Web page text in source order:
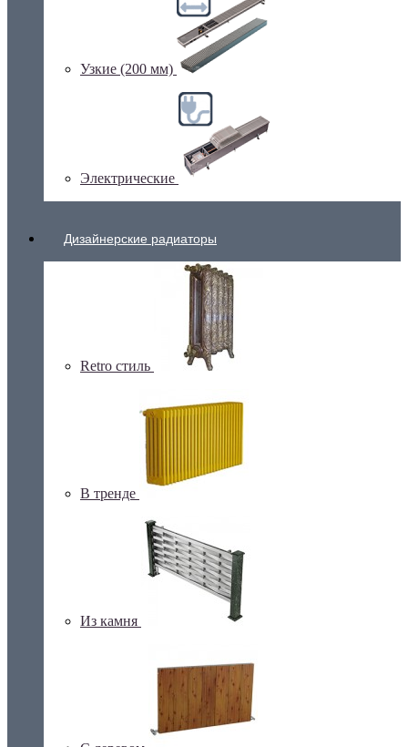
Узкие (200 мм)
Электрические
Дизайнерские радиаторы
Retro стиль
В тренде
Из камня